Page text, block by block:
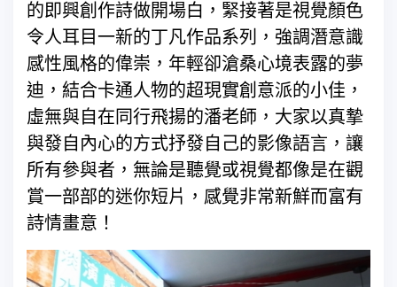
的即興創作詩做開場白，緊接著是視覺顏色
令人耳目一新的丁凡作品系列，強調潛意識
感性風格的偉崇，年輕卻滄桑心境表露的夢
迪，結合卡通人物的超現實創意派的小佳，
虛無與自在同行飛揚的潘老師，大家以真摯
與發自內心的方式抒發自己的影像語言，讓
所有參與者，無論是聽覺或視覺都像是在觀
賞一部部的迷你短片，感覺非常新鮮而富有
詩情畫意！